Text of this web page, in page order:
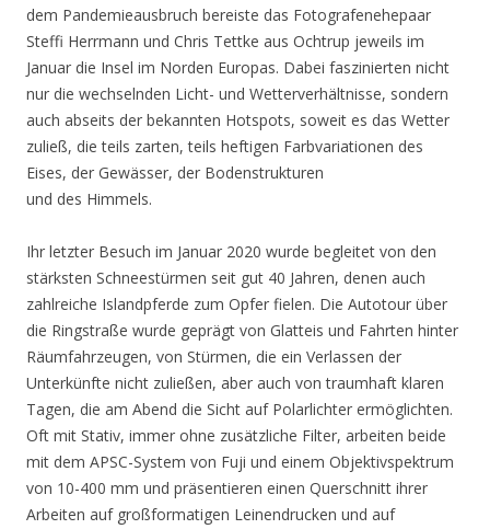
dem Pandemieausbruch bereiste das Fotografenehepaar
Steffi Herrmann und Chris Tettke aus Ochtrup jeweils im
Januar die Insel im Norden Europas. Dabei faszinierten nicht
nur die wechselnden Licht- und Wetterverhältnisse, sondern
auch abseits der bekannten Hotspots, soweit es das Wetter
zuließ, die teils zarten, teils heftigen Farbvariationen des
Eises, der Gewässer, der Bodenstrukturen
und des Himmels.
Ihr letzter Besuch im Januar 2020 wurde begleitet von den
stärksten Schneestürmen seit gut 40 Jahren, denen auch
zahlreiche Islandpferde zum Opfer fielen. Die Autotour über
die Ringstraße wurde geprägt von Glatteis und Fahrten hinter
Räumfahrzeugen, von Stürmen, die ein Verlassen der
Unterkünfte nicht zuließen, aber auch von traumhaft klaren
Tagen, die am Abend die Sicht auf Polarlichter ermöglichten.
Oft mit Stativ, immer ohne zusätzliche Filter, arbeiten beide
mit dem APSC-System von Fuji und einem Objektivspektrum
von 10-400 mm und präsentieren einen Querschnitt ihrer
Arbeiten auf großformatigen Leinendrucken und auf